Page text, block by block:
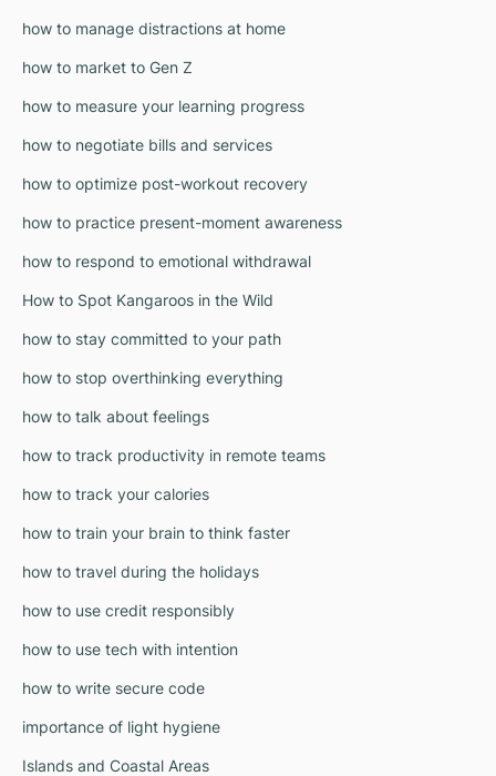
how to manage distractions at home
how to market to Gen Z
how to measure your learning progress
how to negotiate bills and services
how to optimize post-workout recovery
how to practice present-moment awareness
how to respond to emotional withdrawal
How to Spot Kangaroos in the Wild
how to stay committed to your path
how to stop overthinking everything
how to talk about feelings
how to track productivity in remote teams
how to track your calories
how to train your brain to think faster
how to travel during the holidays
how to use credit responsibly
how to use tech with intention
how to write secure code
importance of light hygiene
Islands and Coastal Areas